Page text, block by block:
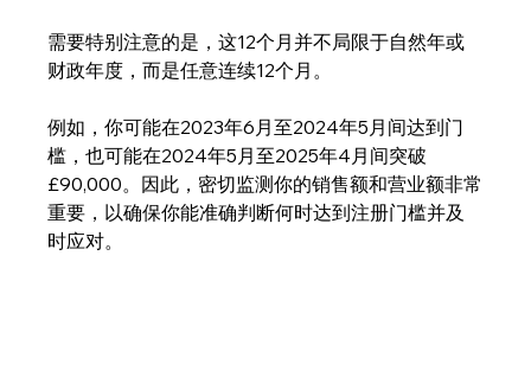
需要特别注意的是，这12个月并不局限于自然年或
财政年度，而是任意连续12个月。
例如，你可能在2023年6月至2024年5月间达到门
槛，也可能在2024年5月至2025年4月间突破
£90,000。因此，密切监测你的销售额和营业额非常
重要，以确保你能准确判断何时达到注册门槛并及
时应对。